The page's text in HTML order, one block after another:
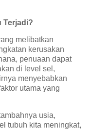
Terjadi?
melibatkan
kerusakan
penuaan dapat
di level sel,
menyebabkan
utama yang
usia,
tubuh kita meningkat,